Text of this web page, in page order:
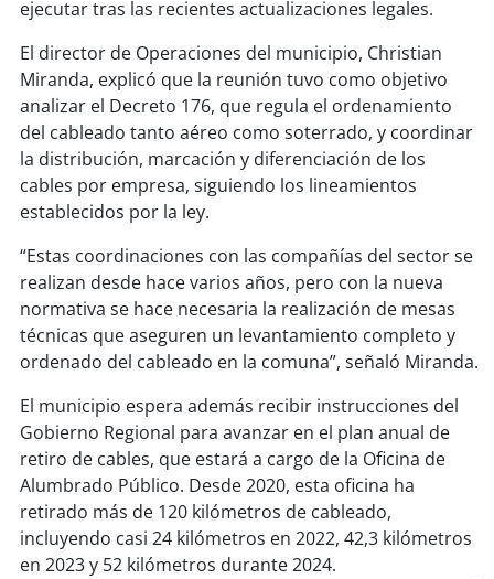
soychillán
soysancarlos
soytalcahuano
soyconcepción
soycoronel
soyarauco
soytemuco
soyvaldivia
soyosorno
soypuertomontt
ejecutar tras las recientes actualizaciones legales.
El director de Operaciones del municipio, Christian
Miranda, explicó que la reunión tuvo como objetivo
analizar el Decreto 176, que regula el ordenamiento
del cableado tanto aéreo como soterrado, y coordinar
la distribución, marcación y diferenciación de los
cables por empresa, siguiendo los lineamientos
establecidos por la ley.
“Estas coordinaciones con las compañías del sector se
realizan desde hace varios años, pero con la nueva
normativa se hace necesaria la realización de mesas
técnicas que aseguren un levantamiento completo y
ordenado del cableado en la comuna”, señaló Miranda.
El municipio espera además recibir instrucciones del
Gobierno Regional para avanzar en el plan anual de
retiro de cables, que estará a cargo de la Oficina de
Alumbrado Público. Desde 2020, esta oficina ha
retirado más de 120 kilómetros de cableado,
incluyendo casi 24 kilómetros en 2022, 42,3 kilómetros
en 2023 y 52 kilómetros durante 2024.